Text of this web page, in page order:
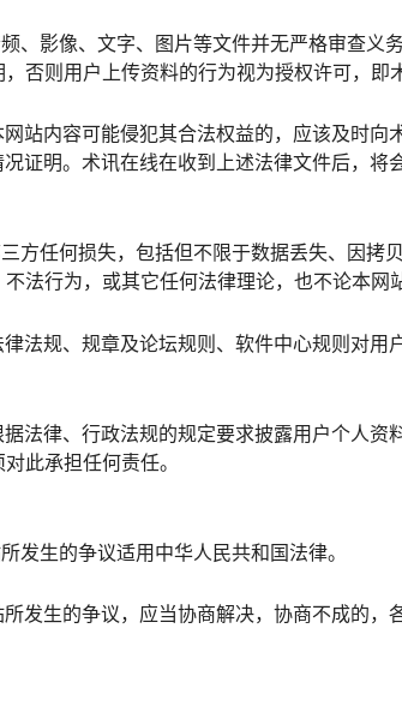
、影像、文字、图片等文件并无严格审查义
否则用户上传资料的行为视为授权许可，即
站内容可能侵犯其合法权益的，应该及时
证明。术讯在线在收到上述法律文件后，将
方任何损失，包括但不限于数据丢失、因
法行为，或其它任何法律理论，也不论本网
法规、规章及论坛规则、软件中心规则对
法律、行政法规的规定要求披露用户个人
此承担任何责任。
发生的争议适用中华人民共和国法律。
发生的争议，应当协商解决，协商不成的，